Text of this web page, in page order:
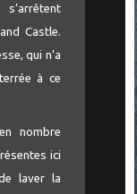
Castle.
qui n’a
à ce
nombre
ici
laver la